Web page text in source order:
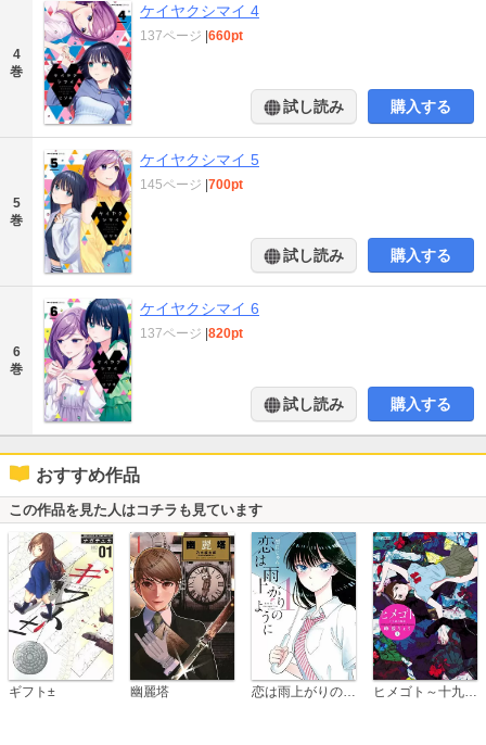
4
巻
ケイヤクシマイ 4
137ページ |660pt
試し読み 購入する
5
巻
ケイヤクシマイ 5
145ページ |700pt
試し読み 購入する
6
巻
ケイヤクシマイ 6
137ページ |820pt
試し読み 購入する
おすすめ作品
この作品を見た人はコチラも見ています
ギフト± 幽麗塔 ヒメゴト～十九歳の制服～